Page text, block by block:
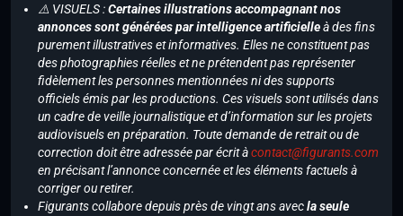
⚠️ VISUELS :Certaines illustrations accompagnant nos
annonces sont générées par intelligence artificielleà des fins
purement illustratives et informatives. Elles ne constituent pas
des photographies réelles et ne prétendent pas représenter
fidèlement les personnes mentionnées ni des supports
officiels émis par les productions. Ces visuels sont utilisés dans
un cadre de veille journalistique et d’information sur les projets
audiovisuels en préparation. Toute demande de retrait ou de
correction doit être adressée par écrit àcontact@figurants.com
en précisant l’annonce concernée et les éléments factuels à
corriger ou retirer.
Figurants collabore depuis près de vingt ans avecla seule